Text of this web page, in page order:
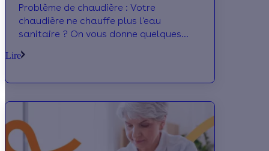
Problème de chaudière : Votre
chaudière ne chauffe plus l'eau
sanitaire ? On vous donne quelques
deux tests très simples à effectuer.
Lire